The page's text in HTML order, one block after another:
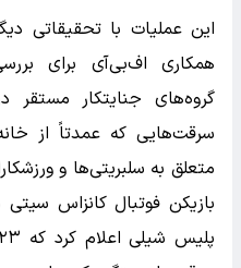
این عملیات با تحقیقاتی
همکاری اف‌بی‌آی برای
گروه‌های جنایتکار مستقر
سرقت‌هایی که عمدتاً از
متعلق به سلبریتی‌ها و
بازیکن فوتبال کانزاس سیتی